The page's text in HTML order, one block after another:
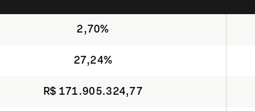
2,70%
27,24%
R$ 171.905.324,77